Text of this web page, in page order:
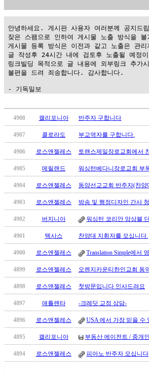
안녕하세요. 게시판 사용자 여러분께 공지드
잦은 스팸으로 인하여 게시물 노출 방식을 불
게시물 등록 방식은 이전과 같고 노출은 관
글 작성후 24시간 내에 검토후 노출될 예정
링크빌딩 목적으로 글 내용에 외부링크 추가
불편을 드려 죄송합니다. 감사합니다.
- 기독일보
만
은
꼴
밍
넷
minky
합
체
안
브
국
4908 캘리포니아 반주자 구합니다
4907 콜로라도 부교역자를 구합니다.
4906 로스앤젤레스 토랜스제일장로교회에서
4905 메릴랜드 워싱턴베다니장로교회 부
4904 로스앤젤레스 동양선교교회 반주자(찬양
4903 로스앤젤레스 방송 및 행정디자인 간사
4902 버지니아 워싱턴 코리안 앙상블
4901 텍사스 찬양대 지휘자를 모십니다.
4900 로스앤젤레스 Translation Simple에서
4899 로스앤젤레스 오렌지카운티한인교회 동
4898 로스앤젤레스 첫방문입니다 인사드려요
4897 애틀랜타 -크레딧 교정 상담-
4896 로스앤젤레스 USA 에서 가장 믿을 수
4895 캘리포니아 부동산 에이전트 / 중개
4894 로스앤젤레스 피아노 반주자 모십니다